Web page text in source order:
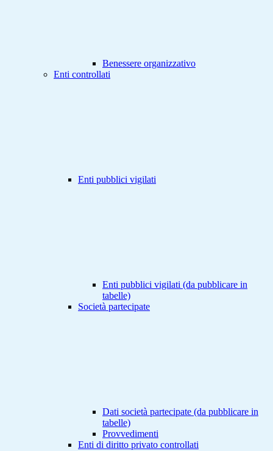
Benessere organizzativo
Enti controllati
Enti pubblici vigilati
Enti pubblici vigilati (da pubblicare in
tabelle)
Società partecipate
Dati società partecipate (da pubblicare in
tabelle)
Provvedimenti
Enti di diritto privato controllati